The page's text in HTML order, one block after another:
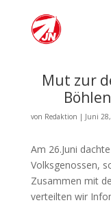
Mut zur
von Redaktion | Juni
Am 26.Juni
Volksgenossen,
Zusammen mit
verteilten wir